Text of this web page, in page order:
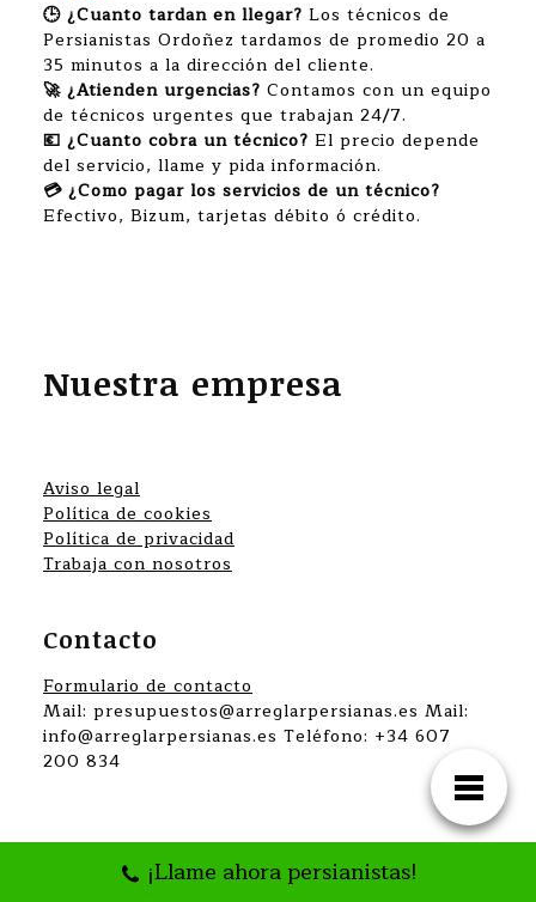
🕒 ¿Cuanto tardan en llegar? Los técnicos de
Persianistas Ordoñez tardamos de promedio 20 a
35 minutos a la dirección del cliente.
🚀 ¿Atienden urgencias? Contamos con un equipo
de técnicos urgentes que trabajan 24/7.
💶 ¿Cuanto cobra un técnico? El precio depende
del servicio, llame y pida información.
💳 ¿Como pagar los servicios de un técnico?
Efectivo, Bizum, tarjetas débito ó crédito.
Nuestra empresa
Aviso legal
Política de cookies
Política de privacidad
Trabaja con nosotros
Contacto
Formulario de contacto
Mail: presupuestos@arreglarpersianas.es Mail:
info@arreglarpersianas.es Teléfono: +34 607
200 834
¡Llame ahora persianistas!